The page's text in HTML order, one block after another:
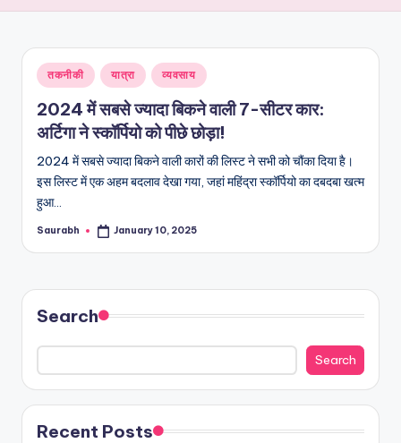
और
विश्व
Posted
in
तकनीकी यात्रा व्यवसाय
2024 में सबसे ज्यादा बिकने वाली 7-सीटर कार:
अर्टिगा ने स्कॉर्पियो को पीछे छोड़ा!
2024 में सबसे ज्यादा बिकने वाली कारों की लिस्ट ने सभी को चौंका दिया है।
इस लिस्ट में एक अहम बदलाव देखा गया, जहां महिंद्रा स्कॉर्पियो का दबदबा खत्म
हुआ…
Posted
Saurabh January 10, 2025
Search
Search
Recent Posts